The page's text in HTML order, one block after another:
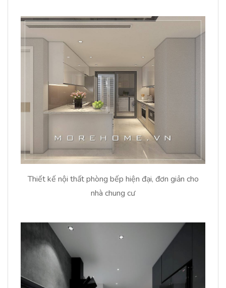
Thiết kế nội thất phòng bếp hiện đại, đơn giản cho
nhà chung cư